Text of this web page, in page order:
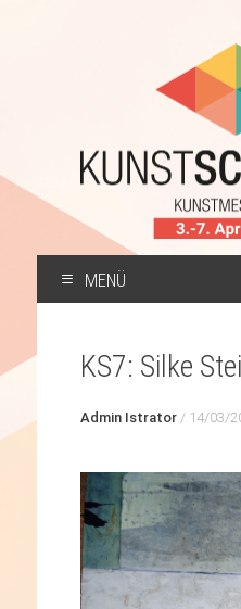
MENÜ
SPRINGEN
KS7: Silke
Admin Istrator/ 14/03/